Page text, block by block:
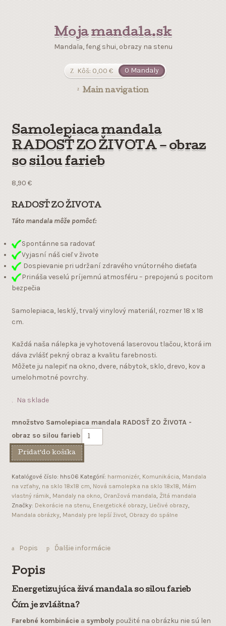
Moja mandala.sk
Mandala, feng shui, obrazy na stenu
Kôš: 0,00€ 0 Mandaly
Main navigation
Samolepiaca mandala
RADOSŤ ZO ŽIVOTA – obraz
so silou farieb
8,90 €
RADOSŤ ZO ŽIVOTA
Táto mandala môže pomôcť:
Spontánne sa radovať
Vyjasní náš cieľ v živote
Dospievanie pri udržaní zdravého vnútorného dieťaťa
Prináša veselú príjemnú atmosféru – prepojenú s pocitom
bezpečia
Samolepiaca, lesklý, trvalý vinylový materiál, rozmer 18 x 18
cm.
Každá naša nálepka je vyhotovená laserovou tlačou, ktorá im
dáva zvlášť pekný obraz a kvalitu farebnosti.
Môžete ju nalepiť na okno, dvere, nábytok, sklo, drevo, kov a
umelohmotné povrchy.
Na sklade
množstvo Samolepiaca mandala RADOSŤ ZO ŽIVOTA -
obraz so silou farieb
Pridať do košíka
Katalógové číslo: hhs06 Kategórií: harmonizér, Komunikácia, Mandala
na vzťahy, na sklo 18x18 cm, Nová samolepka na sklo 18x18, Mám
vlastný rámik, Mandaly na okno, Oranžová mandala, Žltá mandala
Značky: Dekorácie na stenu, Energetické obrazy, Liečivé obrazy,
Mandala obrázky, Mandaly pre lepší život, Obrazy do spálne
Popis Ďalšie informácie
Popis
Energetizujúca živá mandala so silou farieb
Čím je zvláštna?
Farebné kombinácie a symbolypoužité na obrázku nie sú len